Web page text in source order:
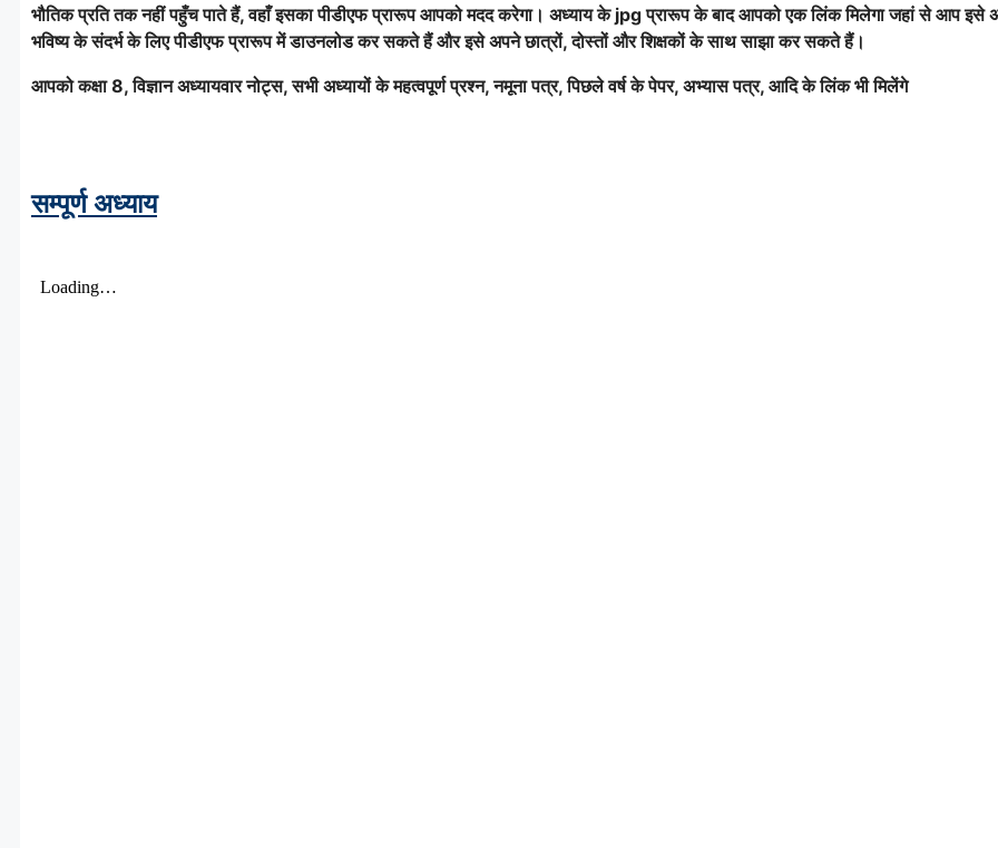
भौतिक प्रति तक नहीं पहुँच पाते हैं, वहाँ इसका पीडीएफ प्रारूप आपको मदद करेगा। अध्याय के jpg प्रारूप के बाद आपको एक लिंक मिलेगा जहां से आप इसे
भविष्य के संदर्भ के लिए पीडीएफ प्रारूप में डाउनलोड कर सकते हैं और इसे अपने छात्रों, दोस्तों और शिक्षकों के साथ साझा कर सकते हैं।
आपको कक्षा 8, विज्ञान अध्यायवार नोट्स, सभी अध्यायों के महत्वपूर्ण प्रश्न, नमूना पत्र, पिछले वर्ष के पेपर, अभ्यास पत्र, आदि के लिंक भी मिलेंगे
सम्पूर्ण अध्याय